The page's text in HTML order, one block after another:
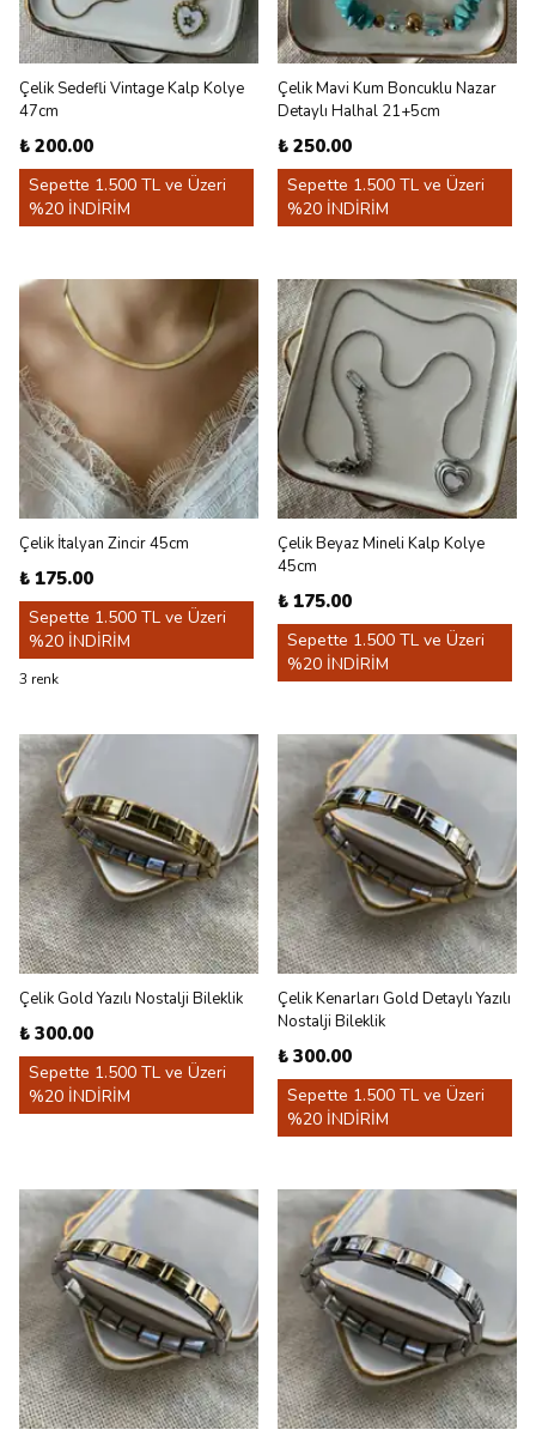
Çelik Sedefli Vintage Kalp Kolye
47cm
₺ 200.00
Sepette 1.500 TL ve Üzeri
%20 İNDİRİM
Çelik Mavi Kum Boncuklu Nazar
Detaylı Halhal 21+5cm
₺ 250.00
Sepette 1.500 TL ve Üzeri
%20 İNDİRİM
Çelik İtalyan Zincir 45cm
₺ 175.00
Sepette 1.500 TL ve Üzeri
%20 İNDİRİM
3 renk
Çelik Beyaz Mineli Kalp Kolye
45cm
₺ 175.00
Sepette 1.500 TL ve Üzeri
%20 İNDİRİM
Çelik Gold Yazılı Nostalji Bileklik
₺ 300.00
Sepette 1.500 TL ve Üzeri
%20 İNDİRİM
Çelik Kenarları Gold Detaylı Yazılı
Nostalji Bileklik
₺ 300.00
Sepette 1.500 TL ve Üzeri
%20 İNDİRİM